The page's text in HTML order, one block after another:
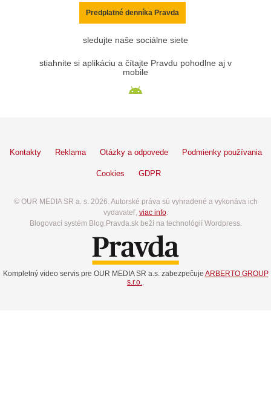
Predplatné denníka Pravda
sledujte naše sociálne siete
stiahnite si aplikáciu a čítajte Pravdu pohodlne aj v
mobile
Kontakty Reklama Otázky a odpovede Podmienky používania
Cookies GDPR
© OUR MEDIA SR a. s. 2026. Autorské práva sú vyhradené a vykonáva ich
vydavateľ, viac info.
Blogovací systém Blog.Pravda.sk beží na technológií Wordpress.
Kompletný video servis pre OUR MEDIA SR a.s. zabezpečuje ARBERTO GROUP
s.r.o..